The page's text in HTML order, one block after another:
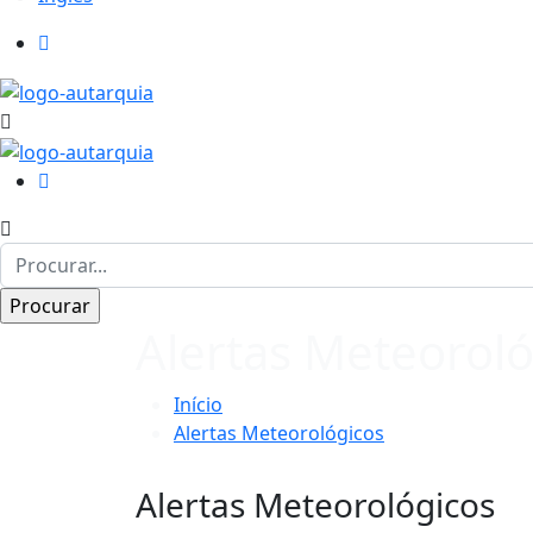
Início
Alertas Meteorológicos
Alertas Meteorológicos